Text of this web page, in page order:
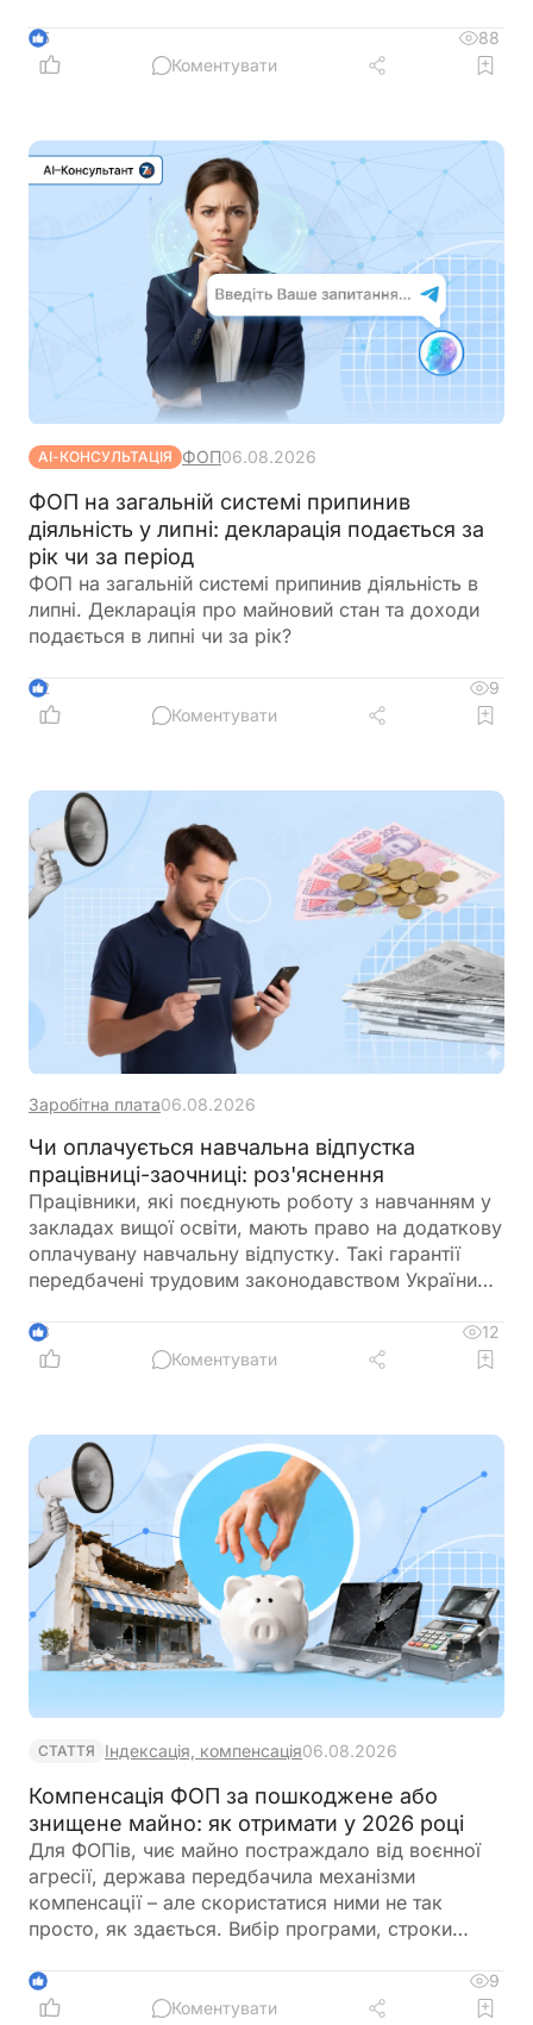
5
88
Коментувати
АІ-КОНСУЛЬТАЦІЯ ФОП06.08.2026
ФОП на загальній системі припинив
діяльність у липні: декларація подається за
рік чи за період
ФОП на загальній системі припинив діяльність в
липні. Декларація про майновий стан та доходи
подається в липні чи за рік?
2
9
Коментувати
Заробітна плата06.08.2026
Чи оплачується навчальна відпустка
працівниці-заочниці: роз'яснення
Працівники, які поєднують роботу з навчанням у
закладах вищої освіти, мають право на додаткову
оплачувану навчальну відпустку. Такі гарантії
передбачені трудовим законодавством України
період навчальної відпустки за ними зберігається
середній заробіток. Це правило поширюється,
3
12
Коментувати
СТАТТЯ Індексація, компенсація06.08.2026
Компенсація ФОП за пошкоджене або
знищене майно: як отримати у 2026 році
Для ФОПів, чиє майно постраждало від воєнної
агресії, держава передбачила механізми
компенсації – але скористатися ними не так
просто, як здається. Вибір програми, строки
моменту руйнування – все це критично важливі
деталі, від яких залежить результат. Пояснюємо,
1
9
Коментувати